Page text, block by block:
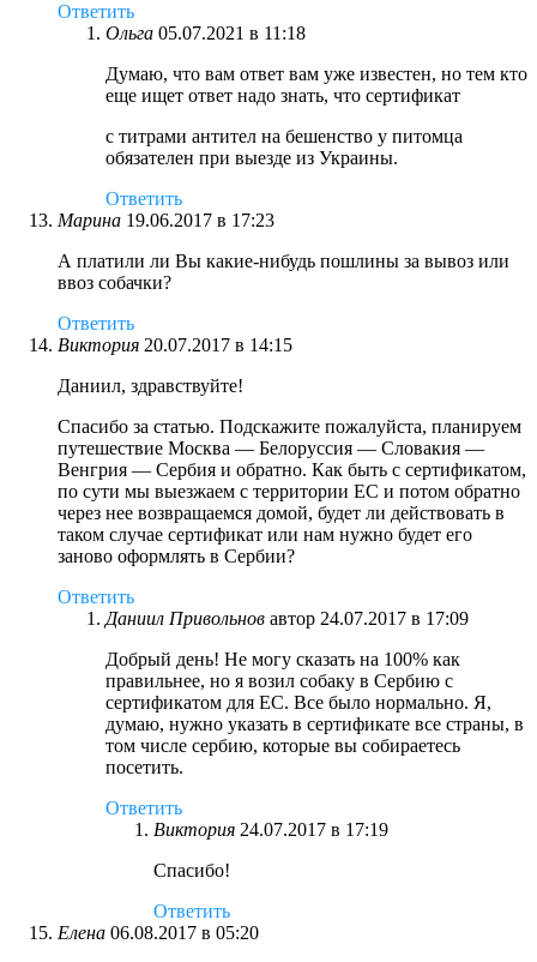
Ответить
Ольга 05.07.2021 в 11:18
Думаю, что вам ответ вам уже известен, но тем кто
еще ищет ответ надо знать, что сертификат
с титрами антител на бешенство у питомца
обязателен при выезде из Украины.
Ответить
Марина 19.06.2017 в 17:23
А платили ли Вы какие-нибудь пошлины за вывоз или
ввоз собачки?
Ответить
Виктория 20.07.2017 в 14:15
Даниил, здравствуйте!
Спасибо за статью. Подскажите пожалуйста, планируем
путешествие Москва — Белоруссия — Словакия —
Венгрия — Сербия и обратно. Как быть с сертификатом,
по сути мы выезжаем с территории ЕС и потом обратно
через нее возвращаемся домой, будет ли действовать в
таком случае сертификат или нам нужно будет его
заново оформлять в Сербии?
Ответить
Даниил Привольнов автор 24.07.2017 в 17:09
Добрый день! Не могу сказать на 100% как
правильнее, но я возил собаку в Сербию с
сертификатом для ЕС. Все было нормально. Я,
думаю, нужно указать в сертификате все страны, в
том числе сербию, которые вы собираетесь
посетить.
Ответить
Виктория 24.07.2017 в 17:19
Спасибо!
Ответить
Елена 06.08.2017 в 05:20